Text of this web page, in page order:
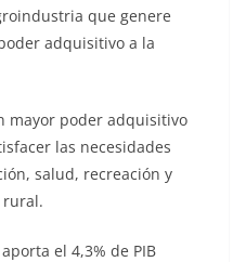
que genere
adquisitivo a la
mayor poder adquisitivo
las necesidades
salud, recreación y
rural.
el 4,3% de PIB